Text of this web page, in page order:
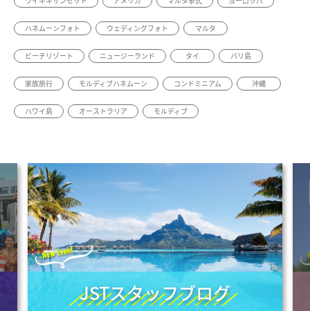
ハネムーンフォト ウェディングフォト マルタ
ビーチリゾート ニュージーランド タイ バリ島
家族旅行 モルディブハネムーン コンドミニアム 沖縄
ハワイ島 オーストラリア モルディブ
JSTスタッフブログ